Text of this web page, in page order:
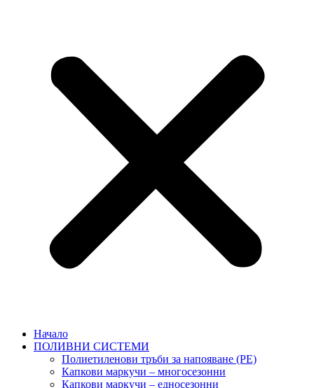
Начало
ПОЛИВНИ СИСТЕМИ
Полиетиленови тръби за напояване (PE)
Капкови маркучи – многосезонни
Капкови маркучи – едносезонни